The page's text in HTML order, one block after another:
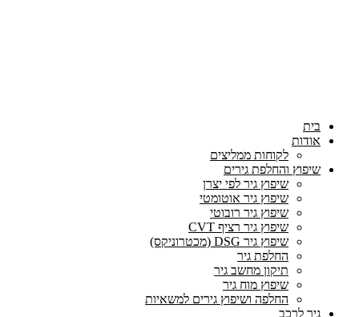
בית
אודות
לקוחות ממליצים
שיפוץ והחלפת גירים
שיפוץ גיר לפי יצרן
שיפוץ גיר אוטומטי
שיפוץ גיר רובוטי
שיפוץ גיר רציף CVT
שיפוץ גיר DSG (מכטרוניקס)
החלפת גיר
תיקון מחשב גיר
שיפוץ מוח גיר
החלפה ושיפוץ גירים למשאיות
גיר לרכב